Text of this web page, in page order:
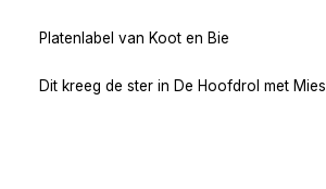
Platenlabel van Koot en Bie
Dit kreeg de ster in De Hoofdrol met Mies